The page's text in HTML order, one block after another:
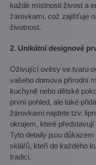
každé místnosti živost a
žárovkami, což zajišťuje
životnost.
2. Unikátní designové
Oživující ověsy ve tvaru
vašeho domova přírodní
kuchyně nebo dětské
první pohled, ale také
žárovkami najdete tzv.
okrajem, které
Tyto detaily jsou
sklářů, kteří do každého
tradici.